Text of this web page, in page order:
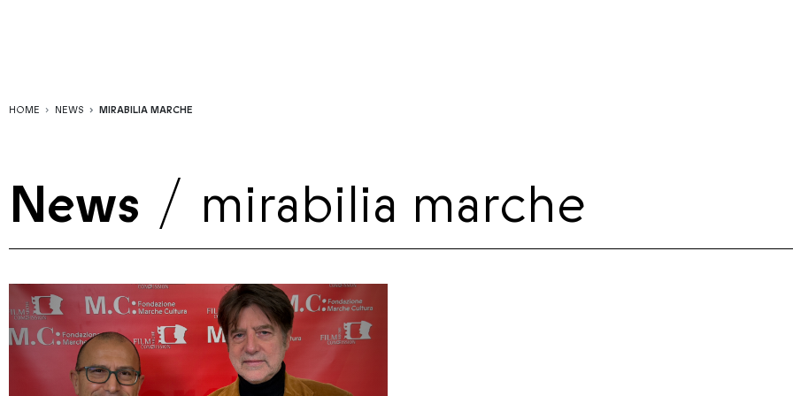
HOME NEWS MIRABILIA MARCHE
News / mirabilia marche